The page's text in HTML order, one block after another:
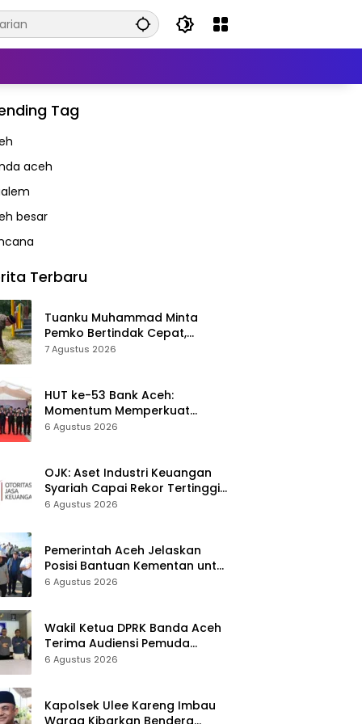
Tag
aceh
besar
Terbaru
Tuanku Muhammad Minta
Pemko Bertindak Cepat,
Taman Meuraxa Tak Boleh Jadi
7 Agustus 2026
HUT ke-53 Bank Aceh:
Momentum Memperkuat
Amanah, Menumbuhkan
6 Agustus 2026
OJK: Aset Industri Keuangan
Syariah Capai Rekor Tertinggi
Rp3.131 Triliun pada 2025
6 Agustus 2026
Pemerintah Aceh Jelaskan
Posisi Bantuan Kementan untuk
Pemulihan Sawah dan Kebun
6 Agustus 2026
Wakil Ketua DPRK Banda Aceh
Terima Audiensi Pemuda
Gampong Ilie
6 Agustus 2026
Kapolsek Ulee Kareng Imbau
Warga Kibarkan Bendera